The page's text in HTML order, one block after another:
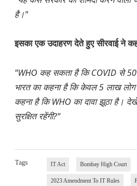
है।"
इसका एक उदाहरण देते हुए सीरवाई ने
"WHO कह सकता है कि COVID से 50
भारत का कहना है कि केवल 5 लाख लोग
कहना है कि WHO का दावा झूठा है।
सुरक्षित रहेंगी?"
Tags IT Act Bombay High Court
2023 Amendment To IT Rules